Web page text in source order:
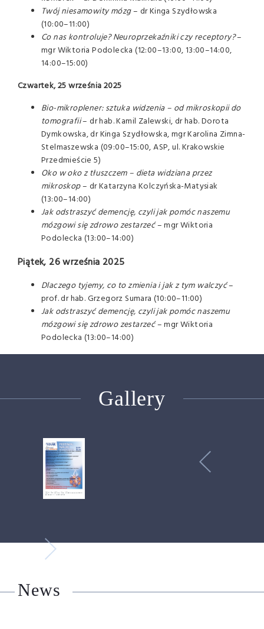
Twój niesamowity mózg– dr Kinga Szydłowska
(10:00–11:00)
Co nas kontroluje? Neuroprzekaźniki czy receptory?–
mgr Wiktoria Podolecka (12:00–13:00, 13:00–14:00,
14:00–15:00)
Czwartek, 25 września 2025
Bio-mikroplener: sztuka widzenia – od mikroskopii do
tomografii– dr hab. Kamil Zalewski, dr hab. Dorota
Dymkowska, dr Kinga Szydłowska, mgr Karolina Zimna-
Stelmaszewska (09:00–15:00, ASP, ul. Krakowskie
Przedmieście 5)
Oko w oko z tłuszczem – dieta widziana przez
mikroskop– dr Katarzyna Kolczyńska-Matysiak
(13:00–14:00)
Jak odstraszyć demencję, czyli jak pomóc naszemu
mózgowi się zdrowo zestarzeć– mgr Wiktoria
Podolecka (13:00–14:00)
Piątek, 26 września 2025
Dlaczego tyjemy, co to zmienia i jak z tym walczyć–
prof. dr hab. Grzegorz Sumara (10:00–11:00)
Jak odstraszyć demencję, czyli jak pomóc naszemu
mózgowi się zdrowo zestarzeć– mgr Wiktoria
Podolecka (13:00–14:00)
Gallery
News